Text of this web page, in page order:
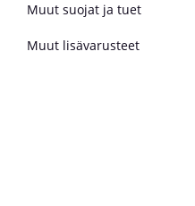
Muut suojat ja tuet
Muut lisävarusteet